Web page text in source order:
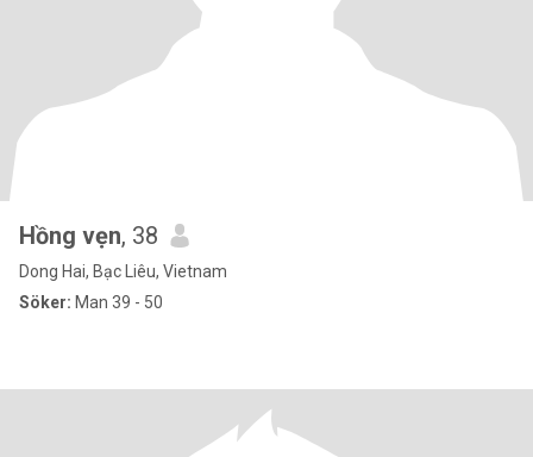
Hồng vẹn, 38
Dong Hai, Bạc Liêu, Vietnam
Söker: Man 39 - 50